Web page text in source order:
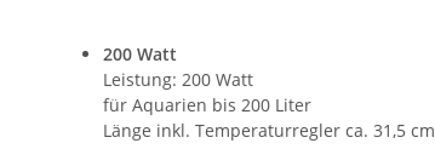
200 Watt
Leistung: 200 Watt
für Aquarien bis 200 Liter
Länge inkl. Temperaturregler ca. 31,5 cm